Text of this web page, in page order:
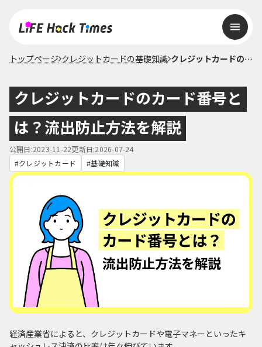
トップページ クレジットカードの基礎知識 クレジットカードのカード番号とは？流出防止方法を解説
クレジットカードのカード番号と
は？流出防止方法を解説
公開日:2023-11-22更新日:2026-07-24
クレジットカード
基礎知識
経済産業省によると、クレジットカードや電子マネーといったキ